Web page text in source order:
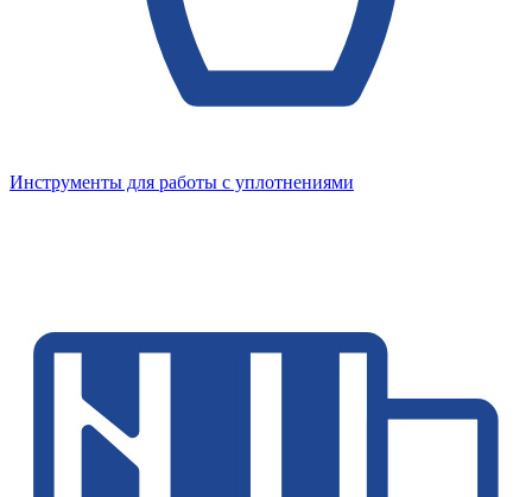
Инструменты для работы с уплотнениями